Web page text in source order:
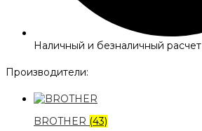
Наличный и безналичный расчет
Производители:
BROTHER (43)